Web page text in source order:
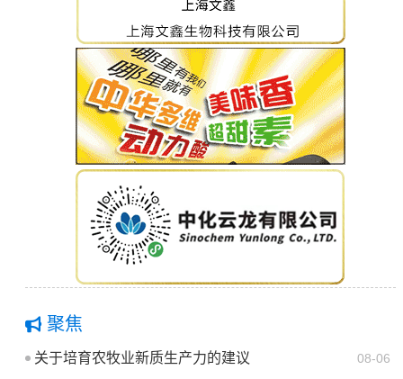
聚焦
08-06
关于培育农牧业新质生产力的建议